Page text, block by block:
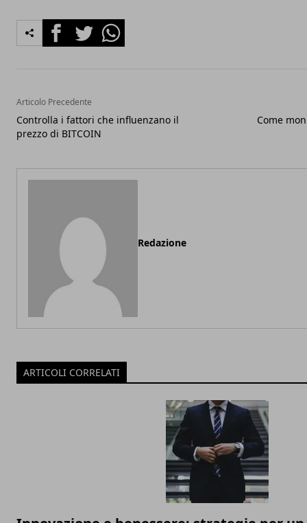
FacebookTwitterWhatsapp
Articolo Precedente
Controlla i fattori che influenzano il
prezzo di BITCOIN
Come
Redazione
ARTICOLI CORRELATI